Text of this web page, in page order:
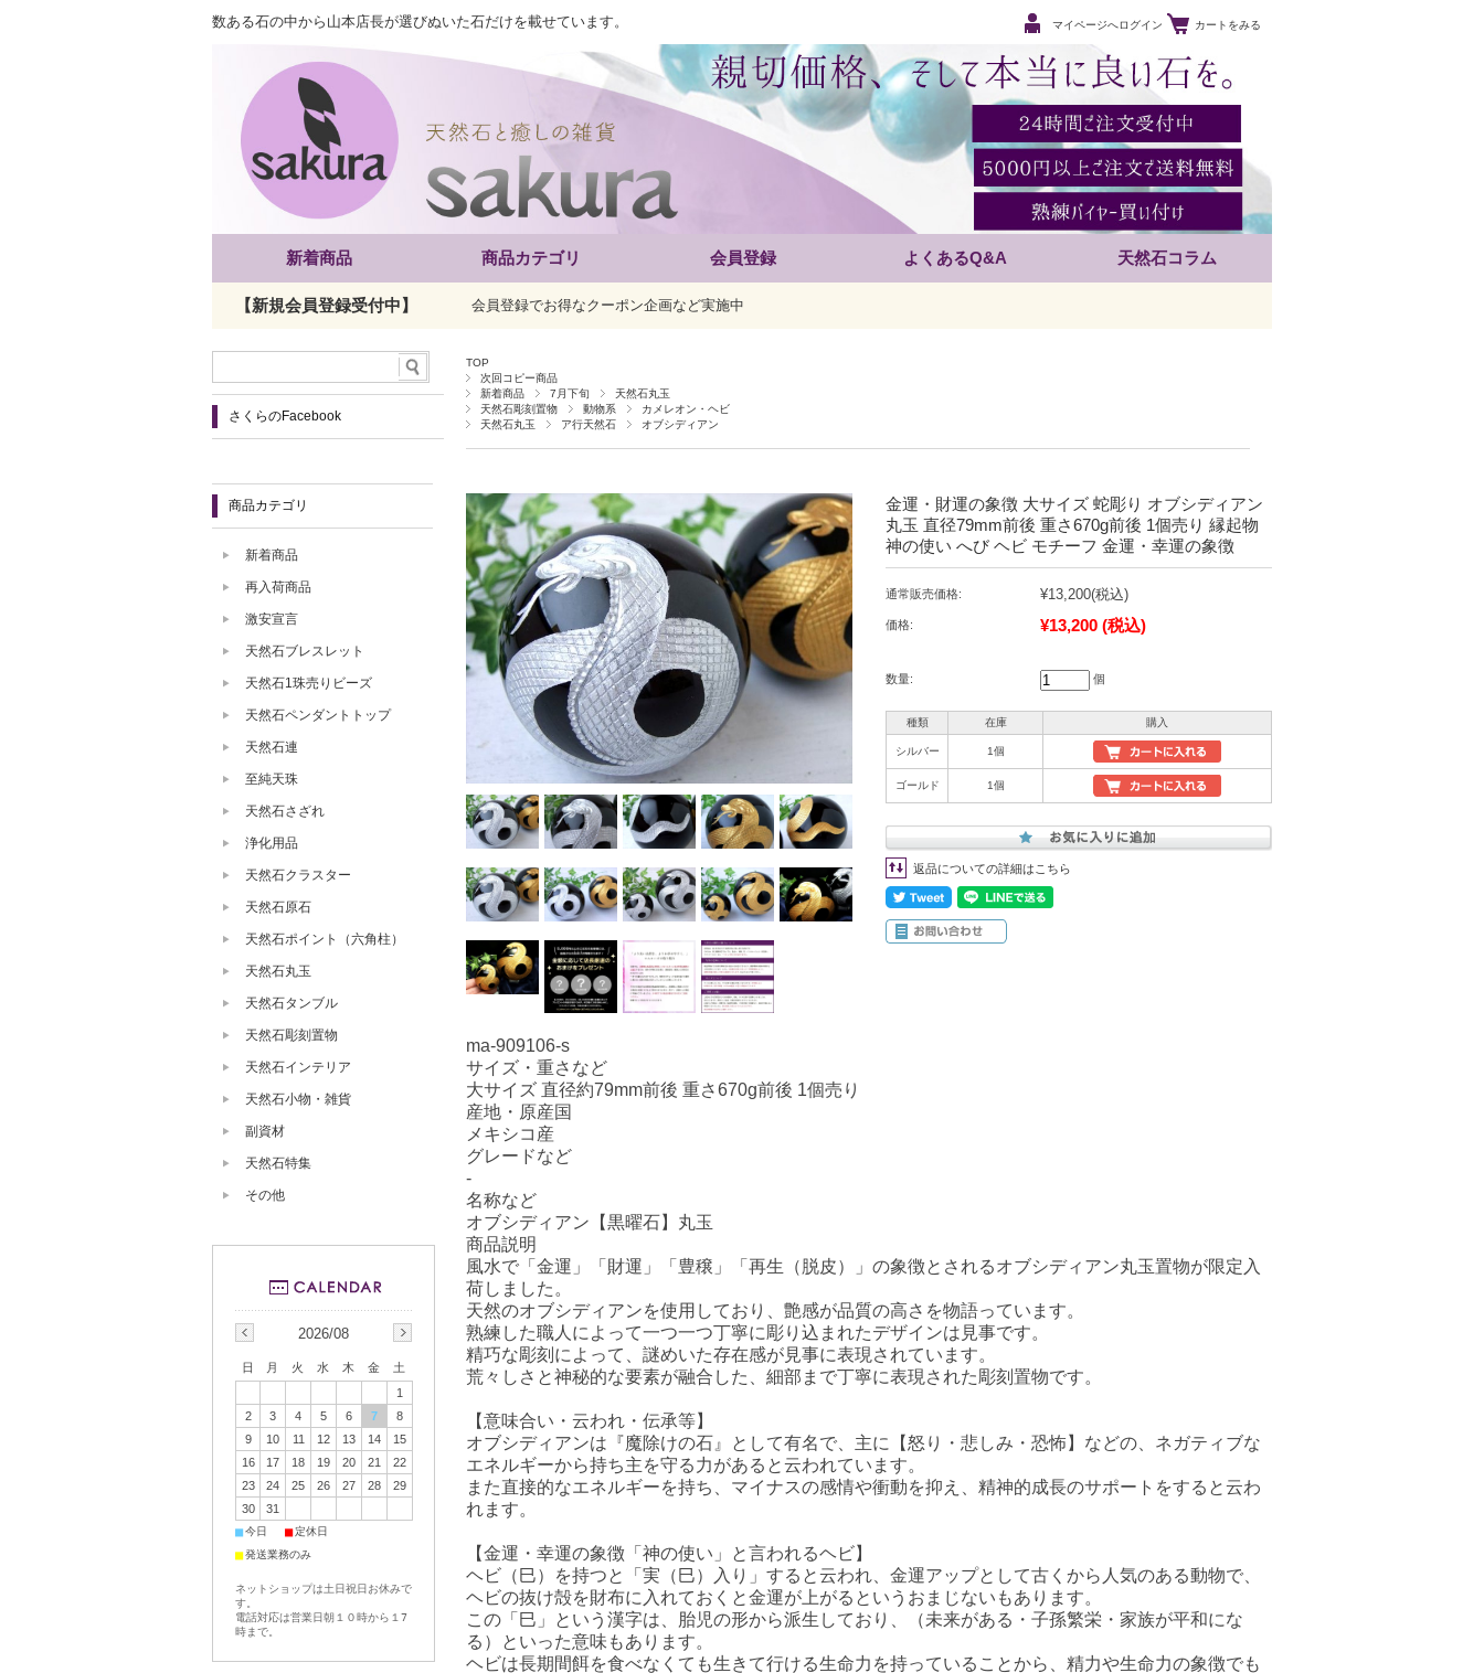
数ある石の中から山本店長が選びぬいた石だけを載せています。 マイページへログイン カートをみる
新着商品 商品カテゴリ 会員登録 よくあるQ&A 天然石コラム
【新規会員登録受付中】 会員登録でお得なクーポン企画など実施中
TOP
次回コピー商品
新着商品
7月下旬
天然石丸玉
天然石彫刻置物
動物系
カメレオン・ヘビ
天然石丸玉
ア行天然石 オブシディアン
金運・財運の象徴 大サイズ 蛇彫り オブシディアン
丸玉 直径79mm前後 重さ670g前後 1個売り 縁起物
神の使い へび ヘビ モチーフ 金運・幸運の象徴
通常販売価格: ¥13,200(税込)
価格: ¥13,200 (税込)
数量: 個
種類 在庫 購入
シルバー 1個
ゴールド 1個
返品についての詳細はこちら
ma-909106-s
サイズ・重さなど
大サイズ 直径約79mm前後 重さ670g前後 1個売り
産地・原産国
メキシコ産
グレードなど
-
名称など
オブシディアン【黒曜石】丸玉
商品説明
風水で「金運」「財運」「豊穣」「再生（脱皮）」の象徴とされるオブシディアン丸玉置物が限定入
荷しました。
天然のオブシディアンを使用しており、艶感が品質の高さを物語っています。
熟練した職人によって一つ一つ丁寧に彫り込まれたデザインは見事です。
精巧な彫刻によって、謎めいた存在感が見事に表現されています。
荒々しさと神秘的な要素が融合した、細部まで丁寧に表現された彫刻置物です。
【意味合い・云われ・伝承等】
オブシディアンは『魔除けの石』として有名で、主に【怒り・悲しみ・恐怖】などの、ネガティブな
エネルギーから持ち主を守る力があると云われています。
また直接的なエネルギーを持ち、マイナスの感情や衝動を抑え、精神的成長のサポートをすると云わ
れます。
【金運・幸運の象徴「神の使い」と言われるヘビ】
ヘビ（巳）を持つと「実（巳）入り」すると云われ、金運アップとして古くから人気のある動物で、
ヘビの抜け殻を財布に入れておくと金運が上がるというおまじないもあります。
この「巳」という漢字は、胎児の形から派生しており、（未来がある・子孫繁栄・家族が平和にな
る）といった意味もあります。
ヘビは長期間餌を食べなくても生きて行ける生命力を持っていることから、精力や生命力の象徴でも
さくらのFacebook
商品カテゴリ
新着商品
再入荷商品
激安宣言
天然石ブレスレット
天然石1珠売りビーズ
天然石ペンダントトップ
天然石連
至純天珠
天然石さざれ
浄化用品
天然石クラスター
天然石原石
天然石ポイント（六角柱）
天然石丸玉
天然石タンブル
天然石彫刻置物
天然石インテリア
天然石小物・雑貨
副資材
天然石特集
その他
2026/08
日 月 火 水 木 金
土
1
2
3 4 5 6 7
8
9
10 11 12 13 14
15
16
17 18 19 20 21
22
23
24 25 26 27 28
29
30
31
■今日 ■定休日
■発送業務のみ
ネットショップは土日祝日お休みで
す。
電話対応は営業日朝１０時から１7
時まで。